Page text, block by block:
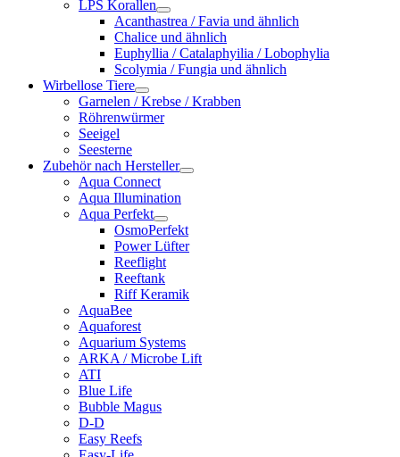
LPS Korallen
Acanthastrea / Favia und ähnlich
Chalice und ähnlich
Euphyllia / Catalaphyilia / Lobophylia
Scolymia / Fungia und ähnlich
Wirbellose Tiere
Garnelen / Krebse / Krabben
Röhrenwürmer
Seeigel
Seesterne
Zubehör nach Hersteller
Aqua Connect
Aqua Illumination
Aqua Perfekt
OsmoPerfekt
Power Lüfter
Reeflight
Reeftank
Riff Keramik
AquaBee
Aquaforest
Aquarium Systems
ARKA / Microbe Lift
ATI
Blue Life
Bubble Magus
D-D
Easy Reefs